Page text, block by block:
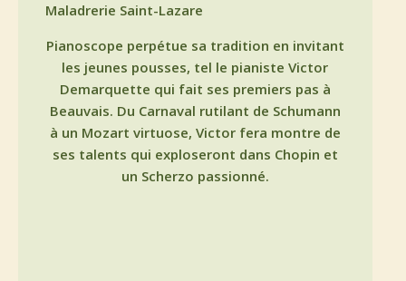
Maladrerie Saint-Lazare
Pianoscope perpétue sa tradition en invitant
les jeunes pousses, tel le pianiste Victor
Demarquette qui fait ses premiers pas à
Beauvais. Du Carnaval rutilant de Schumann
à un Mozart virtuose, Victor fera montre de
ses talents qui exploseront dans Chopin et
un Scherzo passionné.